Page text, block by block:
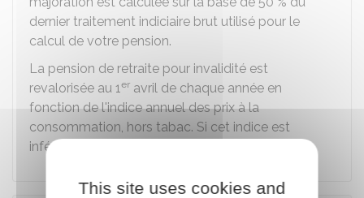
dernier traitement indiciaire brut utilisé pour le
calcul de votre pension.
La pension de retraite pour invalidité est
revalorisée au 1er avril de chaque année en
fonction de l'indice annuel des prix à la
consommation, hors tabac. Si cet indice est
inférieur à un, il est porté à
This site uses cookies and